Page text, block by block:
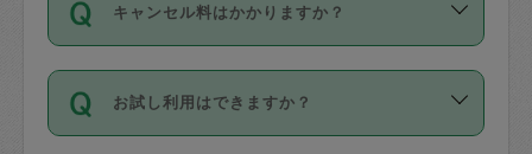
日本語も話せる方など様々です。
ールに記載していますので、各自の得意
現場トライアルを受け、合格したタスカ
ジさんが活動されています。
※テストセンターの講評は１件目のレビュ
です。作業中に物を壊したり、人にけが
をさせたりした場合が対象で、補償金額
す。
以降）の日時から受付可能となっていま
す。
タスカジさんへ「募集」をかけることが
可能です。
キャンセル料はかかりますか？
キャンセル料には、以下の2種類がありま
す。
お試し利用はできますか？